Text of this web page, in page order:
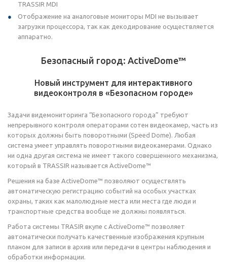
TRASSIR MDI
Отображение на аналоговые мониторы MDI не вызывает
загрузки процессора, так как декодирование осуществляется
аппаратно.
Безопасный город: ActiveDome™
Новый инструмент для интерактивного
видеоконтроля в «Безопасном городе»
Задачи видемониторинга “Безопасного города” требуют
непрерывного контроля операторами сотен видеокамер, часть из
которых должны быть поворотными (Speed Dome). Любая
система умеет управлять поворотными видеокамерами. Однако
ни одна другая система не имеет такого совершенного механизма,
который в TRASSIR называется ActiveDome™
Решения на базе ActiveDome™ позволяют осуществлять
автоматическую регистрацию событий на особых участках
охраны, таких как малолюдные места или места где люди и
транспортные средства вообще не должны появляться.
Работа системы TRASIR вкупе с ActiveDome™ позволяет
автоматически получать качественные изображения крупным
планом для записи в архив или передачи в центры наблюдения и
обработки информации.